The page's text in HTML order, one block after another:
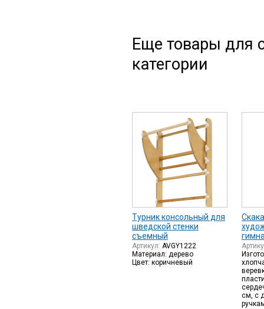
Еще товары для
категории
Турник консольный для
шведской стенки
съемный
Артикул: AVGY1222
Материал: дерево
Цвет: коричневый
см, с